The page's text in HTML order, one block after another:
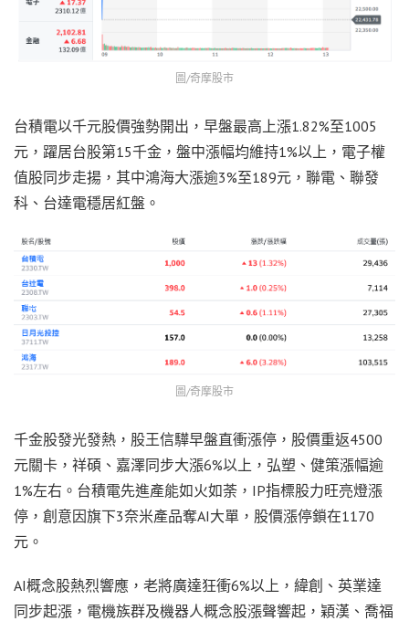
圖/奇摩股市
台積電以千元股價強勢開出，早盤最高上漲1.82%至1005
元，躍居台股第15千金，盤中漲幅均維持1%以上，電子權
值股同步走揚，其中鴻海大漲逾3%至189元，聯電、聯發
科、台達電穩居紅盤。
圖/奇摩股市
千金股發光發熱，股王信驊早盤直衝漲停，股價重返4500
元關卡，祥碩、嘉澤同步大漲6%以上，弘塑、健策漲幅逾
1%左右。台積電先進產能如火如荼，IP指標股力旺亮燈漲
停，創意因旗下3奈米產品奪AI大單，股價漲停鎖在1170
元。
AI概念股熱烈響應，老將廣達狂衝6%以上，緯創、英業達
同步起漲，電機族群及機器人概念股漲聲響起，穎漢、喬福